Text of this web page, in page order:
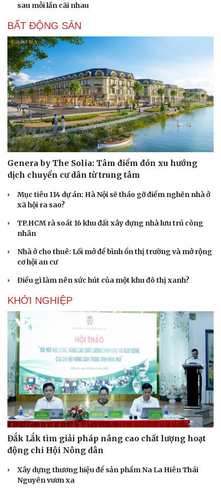
sau mỗi lần cãi nhau
BẤT ĐỘNG SẢN
Genera by The Solia: Tâm điểm đón xu hướng
dịch chuyển cư dân từ trung tâm
Mục tiêu 114 dự án: Hà Nội sẽ tháo gỡ điểm nghẽn nhà ở
xã hội ra sao?
TP.HCM rà soát 16 khu đất xây dựng nhà lưu trú công
nhân
Nhà ở cho thuê: Lối mở để bình ổn thị trường và mở rộng
cơ hội an cư
Điều gì làm nên sức hút của một khu đô thị xanh?
KHỞI NGHIỆP
Đắk Lắk tìm giải pháp nâng cao chất lượng hoạt
động chi Hội Nông dân
Xây dựng thương hiệu để sản phẩm Na La Hiên Thái
Nguyên vươn xa